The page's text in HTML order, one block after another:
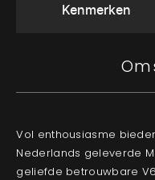
Kenmerken
Vol enthousiasme
Nederlands geleverde
geliefde betrouwbare